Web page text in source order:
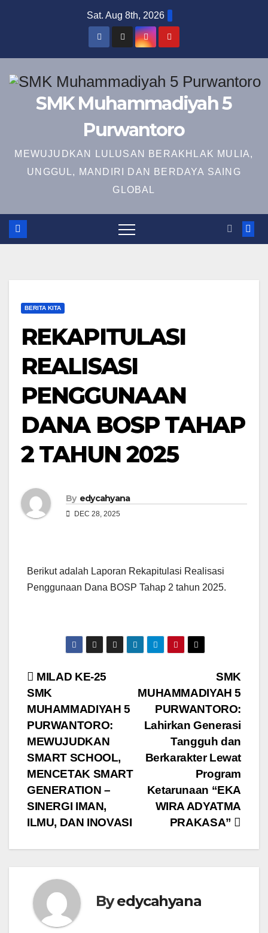
Sat. Aug 8th, 2026
SMK Muhammadiyah 5
Purwantoro
MEWUJUDKAN LULUSAN BERAKHLAK MULIA,
UNGGUL, MANDIRI DAN BERDAYA SAING
GLOBAL
BERITA KITA
REKAPITULASI
REALISASI
PENGGUNAAN
DANA BOSP TAHAP
2 TAHUN 2025
By edycahyana
DEC 28, 2025
Berikut adalah Laporan Rekapitulasi Realisasi
Penggunaan Dana BOSP Tahap 2 tahun 2025.
Post
navigation
SMK
MUHAMMADIYAH 5
PURWANTORO:
Lahirkan Generasi
Tangguh dan
Berkarakter Lewat
Program
Ketarunaan “EKA
WIRA ADYATMA
PRAKASA”
MILAD KE-25
SMK
MUHAMMADIYAH 5
PURWANTORO:
MEWUJUDKAN
SMART SCHOOL,
MENCETAK SMART
GENERATION –
SINERGI IMAN,
ILMU, DAN INOVASI
Byedycahyana